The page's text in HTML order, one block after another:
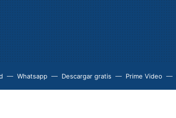
Whatsapp Descargar gratis Prime Video